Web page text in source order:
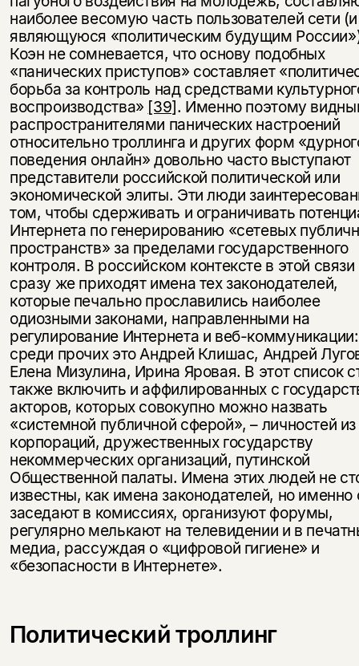
наиболее весомую часть пользователей сети (и
являющуюся «политическим будущим
Коэн не сомневается, что основу подобных
«панических приступов» составляет
борьба за контроль над средствами
воспроизводства» [39]. Именно поэтому
распространителями панических настроений
относительно троллинга и других форм
поведения онлайн» довольно часто выступают
представители российской политической или
экономической элиты. Эти люди
том, чтобы сдерживать и ограничивать
Интернета по генерированию «сетевых
пространств» за пределами государственного
контроля. В российском контексте в этой
сразу же приходят имена тех законодателей,
которые печально прославились наиболее
одиозными законами, направленными на
регулирование Интернета и веб-коммуникации:
среди прочих это Андрей Клишас, Андрей
Елена Мизулина, Ирина Яровая. В этот список
также включить и аффилированных с
акторов, которых совокупно можно назвать
«системной публичной сферой», – личностей
корпораций, дружественных государству
некоммерческих организаций, путинской
Общественной палаты. Имена этих людей не
известны, как имена законодателей, но именно
заседают в комиссиях, организуют форумы,
регулярно мелькают на телевидении и в
медиа, рассуждая о «цифровой гигиене» и
«безопасности в Интернете».
Политический троллинг